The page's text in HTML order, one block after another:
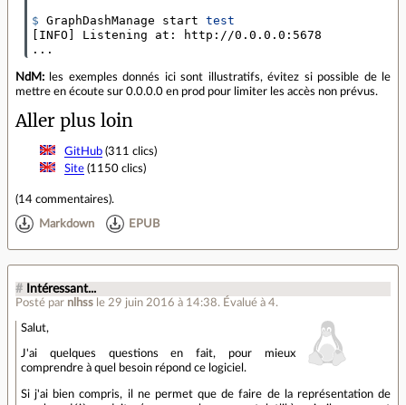
$ GraphDashManage start test
INFO
Listening at: http://0.0.0.0:5678
...
NdM: les exemples donnés ici sont illustratifs, évitez si possible de le
mettre en écoute sur 0.0.0.0 en prod pour limiter les accès non prévus.
Aller plus loin
GitHub(311 clics)
Site(1150 clics)
(14 commentaires).
Markdown EPUB
# Intéressant...
Posté par nlhss le 29 juin 2016 à 14:38. Évalué à 4.
Salut,
J'ai quelques questions en fait, pour mieux
comprendre à quel besoin répond ce logiciel.
Si j'ai bien compris, il ne permet que de faire de la représentation de